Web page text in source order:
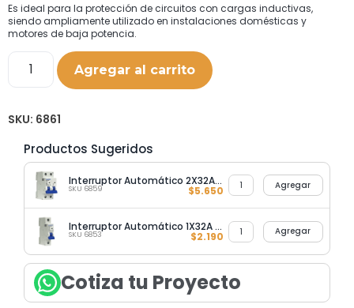
Es ideal para la protección de circuitos con cargas inductivas,
siendo ampliamente utilizado en instalaciones domésticas y
motores de baja potencia.
Agregar al carrito
SKU: 6861
Productos Sugeridos
Interruptor Automático 2X32A 6KA Curva C Stanford
SKU 6859 $5.650 Agregar
Interruptor Automático 1X32A 6KA Curva C Stanford
SKU 6853 $2.190 Agregar
Cotiza tu Proyecto